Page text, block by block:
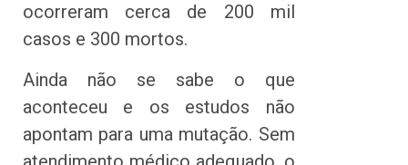
ocorreram cerca de 200 mil
casos e 300 mortos.
Ainda não se sabe o que
aconteceu e os estudos não
apontam para uma mutação. Sem